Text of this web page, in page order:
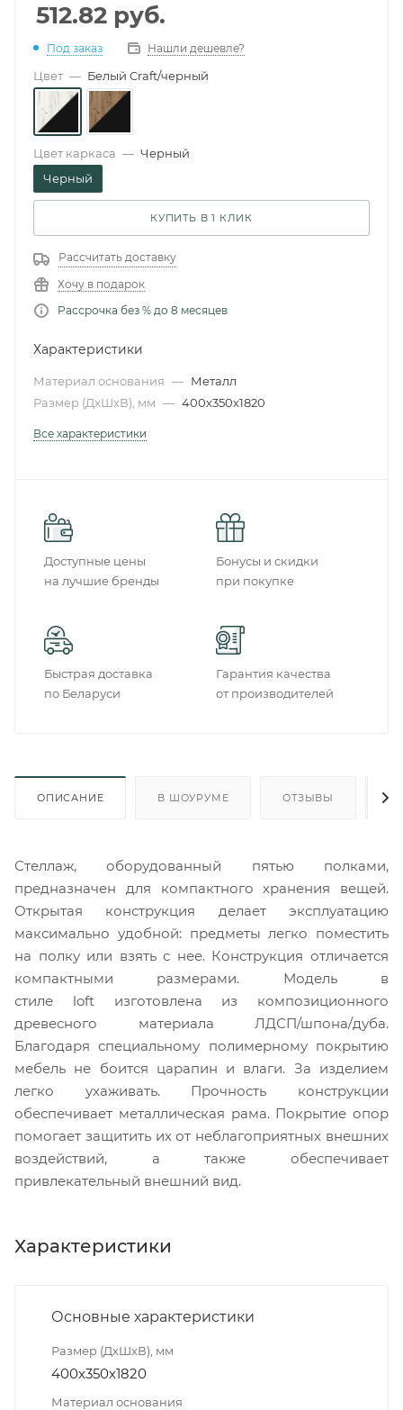
512.82 руб.
Под заказ Нашли дешевле?
Цвет — Белый Craft/черный
Цвет каркаса — Черный
Черный
КУПИТЬ В 1 КЛИК
Рассчитать доставку
Хочу в подарок
Рассрочка без % до 8 месяцев
Характеристики
Материал основания — Металл
Размер (ДxШxВ), мм — 400х350х1820
Все характеристики
Доступные цены
на лучшие бренды
Бонусы и скидки
при покупке
Быстрая доставка
по Беларуси
Гарантия качества
от производителей
ОПИСАНИЕ В ШОУРУМЕ ОТЗЫВЫ
Стеллаж, оборудованный пятью полками,
предназначен для компактного хранения вещей.
Открытая конструкция делает эксплуатацию
максимально удобной: предметы легко поместить
на полку или взять с нее. Конструкция отличается
компактными размерами. Модель в
стиле loft изготовлена из композиционного
древесного материала ЛДСП/шпона/дуба.
Благодаря специальному полимерному покрытию
мебель не боится царапин и влаги. За изделием
легко ухаживать. Прочность конструкции
обеспечивает металлическая рама. Покрытие опор
помогает защитить их от неблагоприятных внешних
воздействий, а также обеспечивает
привлекательный внешний вид.
Характеристики
Основные характеристики
Размер (ДxШxВ), мм
400х350х1820
Материал основания